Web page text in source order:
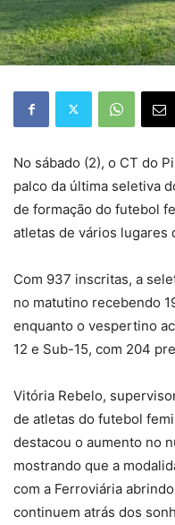
No sábado (2), o CT do
palco da última seletiva
de formação do futebol
atletas de vários lugares
Com 937 inscritas, a
no matutino recebendo
enquanto o vespertino
12 e Sub-15, com 204
Vitória Rebelo,
de atletas do futebol
destacou o aumento no
mostrando que a
com a Ferroviária
continuem atrás dos